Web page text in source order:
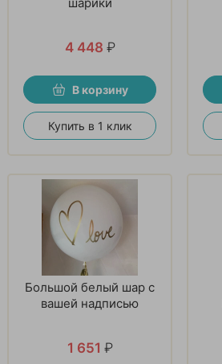
4 448 ₽
В корзину
Купить в 1 клик
Большой белый шар с
вашей надписью
1 651 ₽